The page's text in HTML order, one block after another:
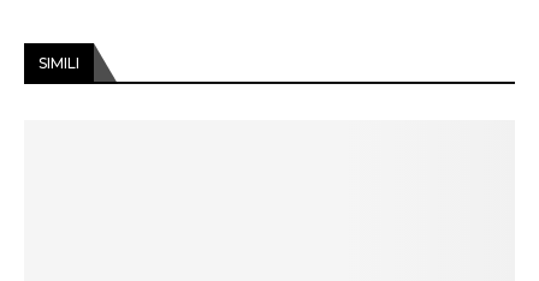
SIMILI